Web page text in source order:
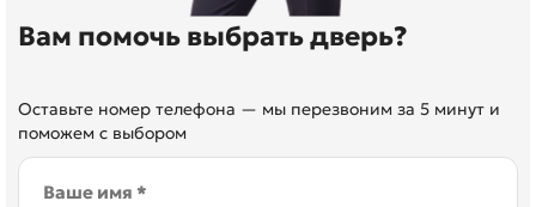
Вам помочь выбрать дверь?
Оставьте номер телефона — мы перезвоним за 5 минут и
поможем с выбором